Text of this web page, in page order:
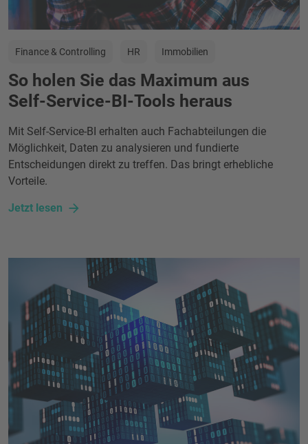
Finance & Controlling HR Immobilien
So holen Sie das Maximum aus
Self-Service-BI-Tools heraus
Mit Self-Service-BI erhalten auch Fachabteilungen die
Möglichkeit, Daten zu analysieren und fundierte
Entscheidungen direkt zu treffen. Das bringt erhebliche
Vorteile.
Jetzt lesen